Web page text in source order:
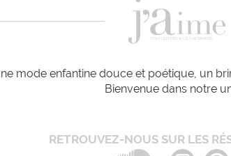
mode enfantine douce et poétique, un
Bienvenue dans notre
RETROUVEZ-NOUS SUR LES